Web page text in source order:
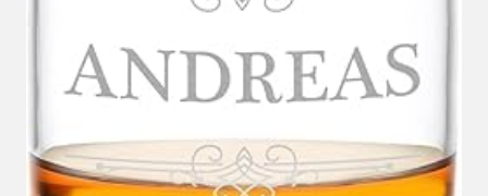
E
L
NOSING
TUMBLER